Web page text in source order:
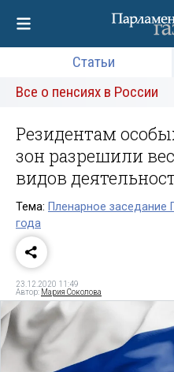
Статьи
Все о пенсиях в России
Резидентам
зон разрешили
видов
Тема: Пленарное заседание
года
23.12.2020 11:49
Автор: Мария Соколова